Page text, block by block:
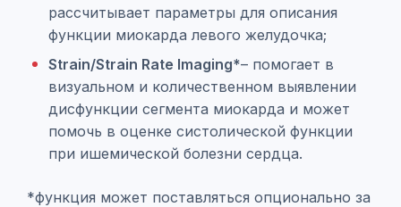
рассчитывает параметры для описания
функции миокарда левого желудочка;
Strain/Strain Rate Imaging*– помогает в
визуальном и количественном выявлении
дисфункции сегмента миокарда и может
помочь в оценке систолической функции
при ишемической болезни сердца.
*функция может поставляться опционально за